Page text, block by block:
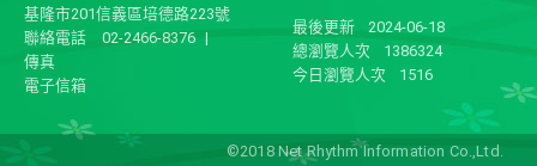
基隆市201信義區培德路223號
聯絡電話
02-2466-8376 |
傳真
電子信箱
最後更新
2024-06-18
總瀏覽人次
1386324
今日瀏覽人次
1516
©2018 Net Rhythm Information Co.,Ltd.